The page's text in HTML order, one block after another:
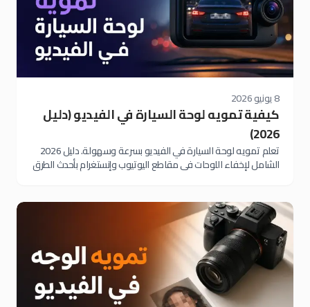
8 يونيو 2026
كيفية تمويه لوحة السيارة في الفيديو (دليل
2026)
تعلم تمويه لوحة السيارة في الفيديو بسرعة وسهولة. دليل 2026
الشامل لإخفاء اللوحات في مقاطع اليوتيوب وإنستغرام بأحدث الطرق